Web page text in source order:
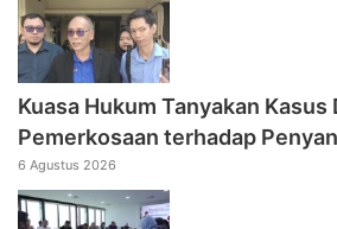
Kuasa Hukum Tanyakan Kasus
Pemerkosaan terhadap
6 Agustus 2026